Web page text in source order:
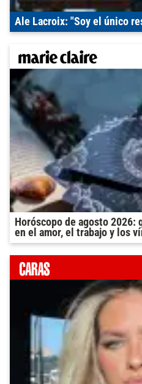
Ale Lacroix: "Soy el único
Horóscopo de agosto 2026:
en el amor, el trabajo y los